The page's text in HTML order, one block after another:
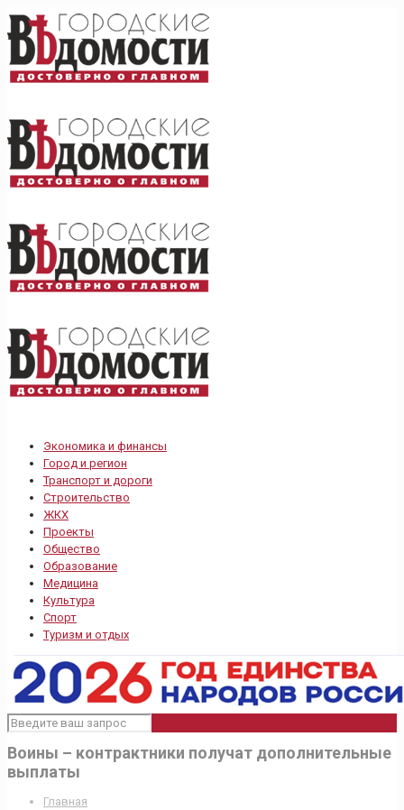
Экономика и финансы
Город и регион
Транспорт и дороги
Строительство
ЖКХ
Проекты
Общество
Образование
Медицина
Культура
Спорт
Туризм и отдых
Воины – контрактники получат дополнительные
выплаты
Главная